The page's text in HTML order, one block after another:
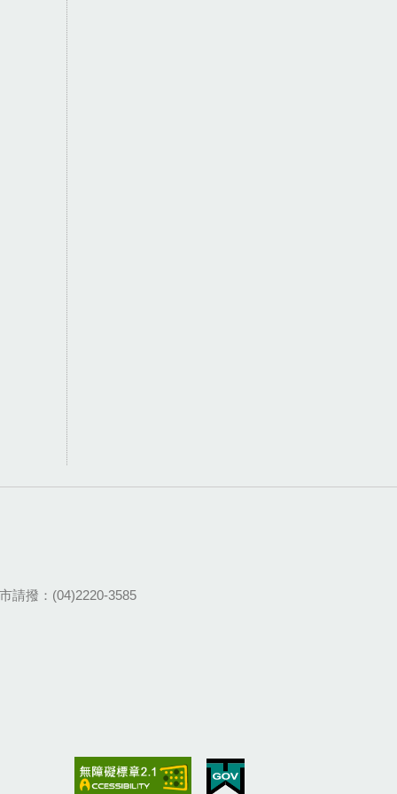
請撥：(04)2220-3585